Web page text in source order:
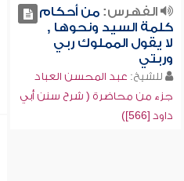
الفهرس:من أحكام
كلمة السيد ونحوها ,
لا يقول المملوك ربي
وربتي
للشيخ: عبد المحسن العباد
جزء من محاضرة ( شرح سنن أبي
داود [566])